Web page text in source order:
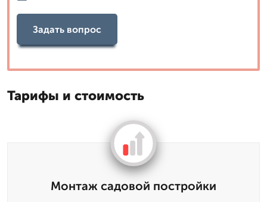
Задать вопрос
Тарифы и стоимость
Монтаж садовой постройки